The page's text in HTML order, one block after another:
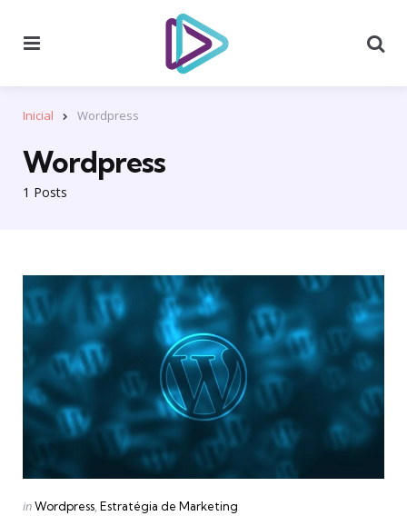
Inicial Wordpress
1 Posts
Wordpress
Categories
Posted
inWordpress Estratégia de Marketing